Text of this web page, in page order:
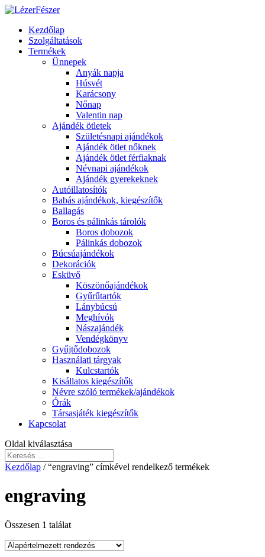
Kezdőlap
Szolgáltatások
Termékek
Ünnepek
Anyák napja
Húsvét
Karácsony
Nőnap
Valentin nap
Ajándék ötletek
Születésnapi ajándékok
Ajándék ötlet nőknek
Ajándék ötlet férfiaknak
Névnapi ajándékok
Ajándék gyerekeknek
Autóillatosítók
Babás ajándékok, kiegészítők
Ballagás
Boros és pálinkás tárolók
Boros dobozok
Pálinkás dobozok
Búcsúajándékok
Dekorációk
Esküvő
Köszönőajándékok
Gyűrűtartók
Lánybúcsú
Meghívók
Nászajándék
Vendégkönyv
Gyűjtődobozok
Használati tárgyak
Kulcstartók
Kisállatos kiegészítők
Névre szóló termékek/ajándékok
Órák
Társasjáték kiegészítők
Kapcsolat
Oldal kiválasztása
Kezdőlap / “engraving” címkével rendelkező termékek
engraving
Összesen 1 találat